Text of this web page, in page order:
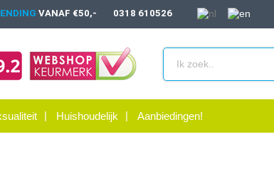
VANAF €50,- 0318 610526
Huishoudelijk Aanbiedingen!